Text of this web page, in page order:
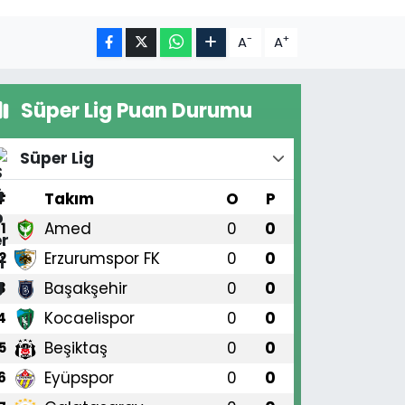
A- A+
Süper Lig Puan Durumu
Süper Lig
Takım O P
1 Amed 0 0
Erzurumspor FK 0 0
Başakşehir 0 0
Kocaelispor 0 0
Beşiktaş 0 0
Eyüpspor 0 0